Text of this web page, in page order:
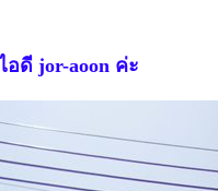
ดี jor-aoon ค่ะ